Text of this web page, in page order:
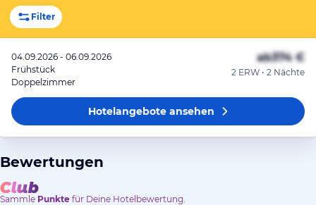
Filter
04.09.2026 - 06.09.2026
Frühstück
Doppelzimmer
ab374 €
2 ERW • 2 Nächte
Hotelangeboteansehen
Bewertungen
Sammle Punkte für Deine Hotelbewertung.